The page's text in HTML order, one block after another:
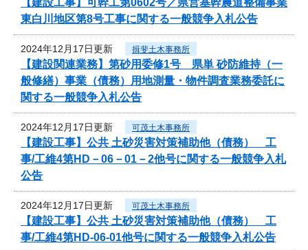
東白川地区第8号工事に関する一般競争入札公告
2024年12月17日更新 揖斐土木事務所
【建設関連業務】第砂用委修1号 県単 砂防維持（一
般修繕）事業（債務）用地測量・物件調査業務委託に
関する一般競争入札公告
2024年12月17日更新 可茂土木事務所
【建設工事】公共 土砂災害対策補助他（債務） 工
事/工維4第HD－06－01－2他号に関する一般競争入札
公告
2024年12月17日更新 可茂土木事務所
【建設工事】公共 土砂災害対策補助他（債務） 工
事/工維4第HD-06-01他号に関する一般競争入札公告